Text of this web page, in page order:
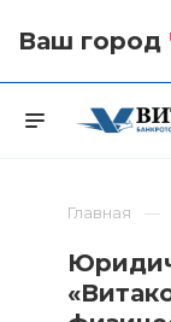
Ваш город
Главная